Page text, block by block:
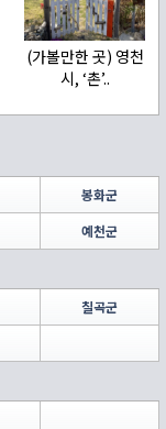
(가볼만한 곳) 영천
시, ‘촌’..
봉화군
예천군
칠곡군